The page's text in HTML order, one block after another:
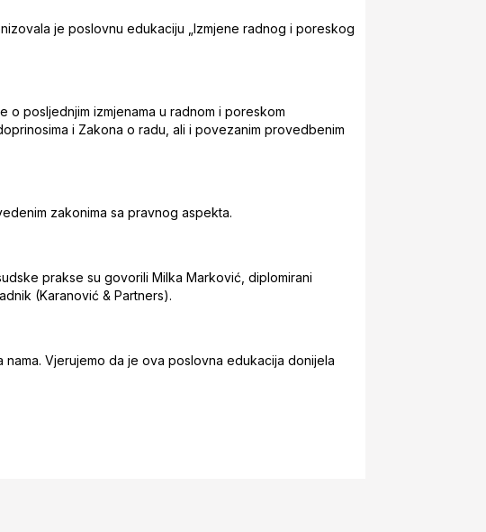
je poslovnu edukaciju „Izmjene radnog i poreskog
posljednjim izmjenama u radnom i poreskom
i Zakona o radu, ali i povezanim provedbenim
zakonima sa pravnog aspekta.
prakse su govorili Milka Marković, diplomirani
(Karanović & Partners).
nama. Vjerujemo da je ova poslovna edukacija donijela